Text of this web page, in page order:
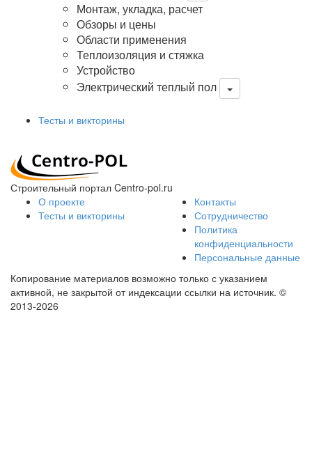
Монтаж, укладка, расчет
Обзоры и цены
Области применения
Теплоизоляция и стяжка
Устройство
Электрический теплый пол
Тесты и викторины
Строительный портал Centro-pol.ru
О проекте
Тесты и викторины
Контакты
Сотрудничество
Политика
конфиденциальности
Персональные данные
Копирование материалов возможно только с указанием
активной, не закрытой от индексации ссылки на источник. ©
2013-2026